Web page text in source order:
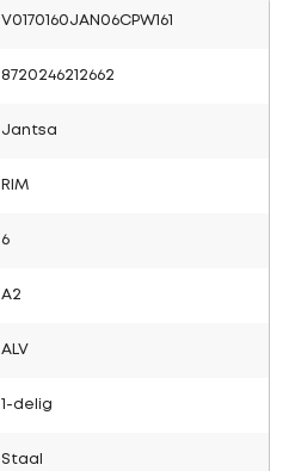
V0170160JAN06CPW161
8720246212662
Jantsa
RIM
6
A2
ALV
1-delig
Staal